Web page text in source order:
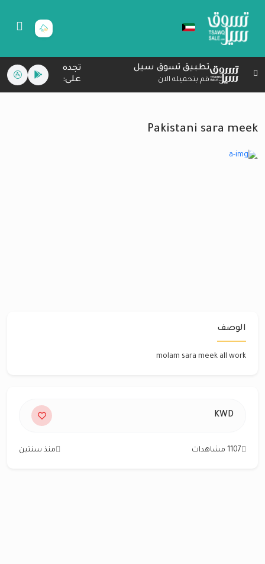
تطبيق تسوق سيل
قم بتحميله الان
تجده
على:
Pakistani sara meek
الوصف
molam sara meek all work
KWD
1107 مشاهدات منذ سنتين